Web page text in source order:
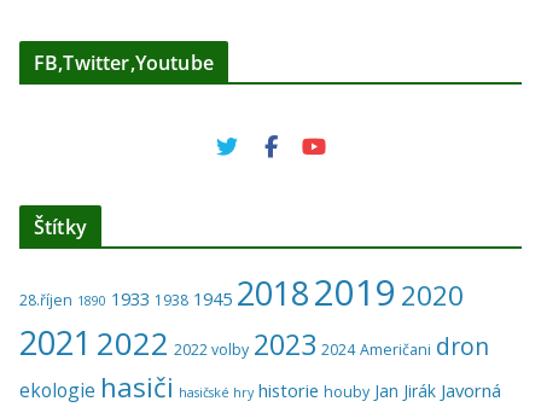
FB,Twitter,Youtube
Štítky
28.říjen 1890 1933 1938 1945 20182019 2020
2021 2022 2022 volby 2023 2024 Američani dron
ekologie hasiči hasičské hry historie houby Jan Jirák Javorná